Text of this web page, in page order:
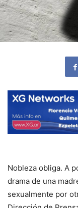
Nobleza obliga. A
drama de una
sexualmente por